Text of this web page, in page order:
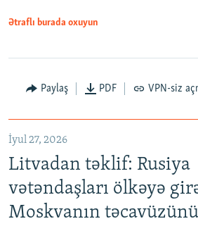
Ətraflı burada oxuyun
Paylaş PDF VPN-siz
İyul 27, 2026
Litvadan təklif: Rusiya
vətəndaşları ölkəyə
Moskvanın